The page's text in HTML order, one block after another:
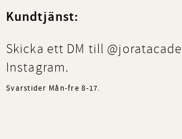
Kundtjänst:
Skicka ett DM till
Instagram.
Svarstider Mån-fre 8-17.